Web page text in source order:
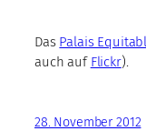
Das Palais
auch auf Flickr).
28. November 2012